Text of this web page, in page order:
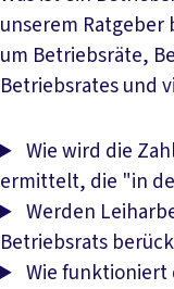
unserem
um Betriebsräte,
Betriebsrates und
Wie wird die
ermittelt, die "in
Werden
Betriebsrats
Wie funktioniert